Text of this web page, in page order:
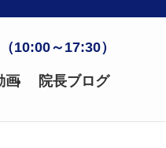
画 院長ブログ
（10:00～17:30）